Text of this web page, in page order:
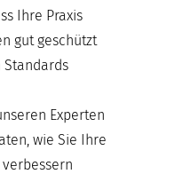
Ihre Praxis
gut geschützt
Standards
Experten
wie Sie Ihre